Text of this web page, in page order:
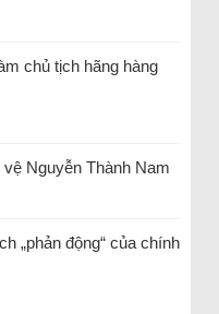
chủ tịch hãng hàng
vệ Nguyễn Thành Nam
„phản động“ của chính